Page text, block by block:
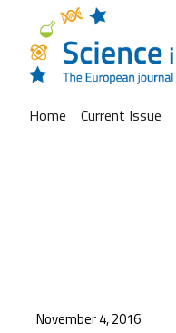
Home Current Issue
November 4, 2016